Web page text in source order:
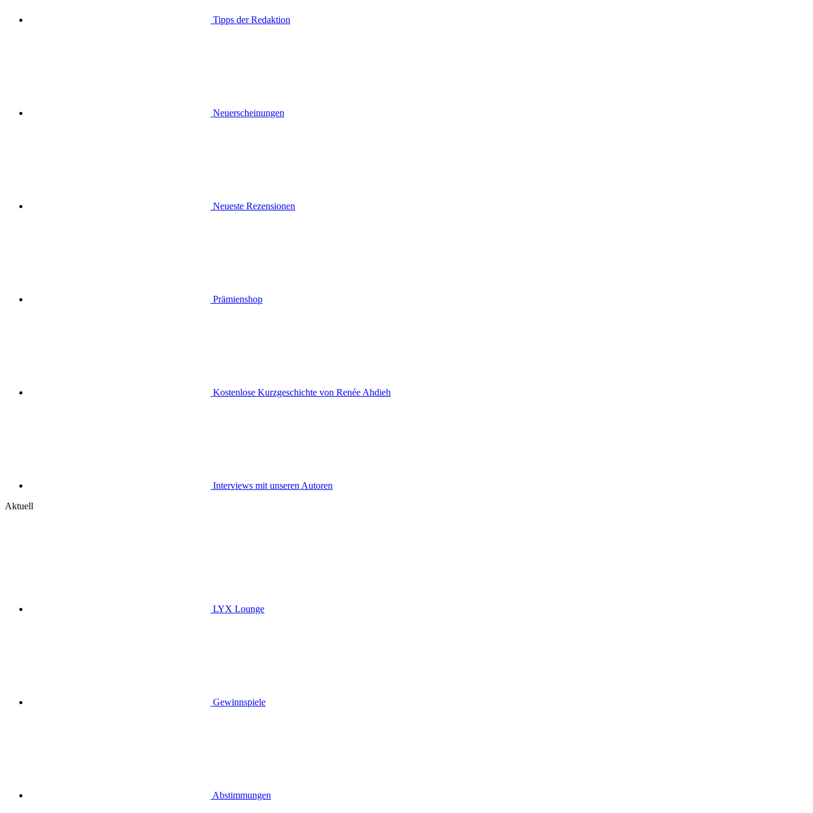
Tipps der Redaktion
Neuerscheinungen
Neueste Rezensionen
Prämienshop
Kostenlose Kurzgeschichte von Renée Ahdieh
Interviews mit unseren Autoren
Aktuell
LYX Lounge
Gewinnspiele
Abstimmungen